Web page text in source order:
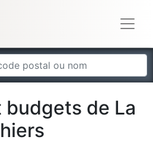
budgets de La